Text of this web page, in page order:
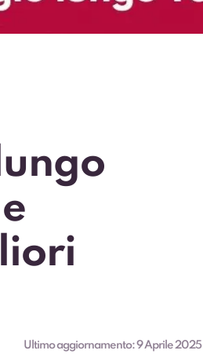
Ultimo aggiornamento:9 Aprile 2025